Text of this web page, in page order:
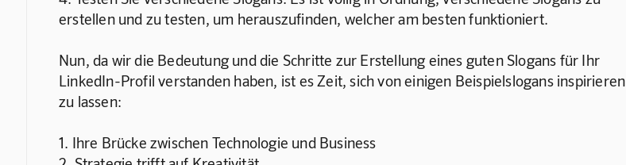
erstellen und zu testen, um herauszufinden, welcher am besten funktioniert.
Nun, da wir die Bedeutung und die Schritte zur Erstellung eines guten Slogans für Ihr
LinkedIn-Profil verstanden haben, ist es Zeit, sich von einigen Beispielslogans inspirieren
zu lassen:
1. Ihre Brücke zwischen Technologie und Business